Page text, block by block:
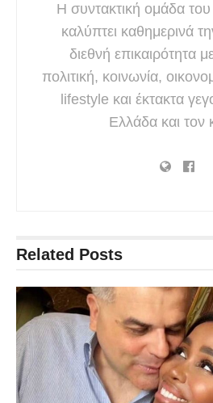
Η συντακτική ομάδα
καλύπτει καθημερινά
διεθνή επικαιρότητα
πολιτική, κοινωνία,
lifestyle και έκτακτα
Ελλάδα και τον
Related Posts